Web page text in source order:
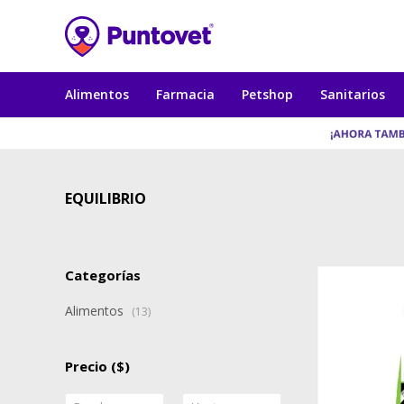
Alimentos Farmacia Petshop Sanitarios
EQUILIBRIO
Categorías
Alimentos (13)
Precio ($)